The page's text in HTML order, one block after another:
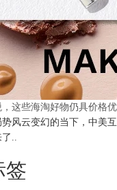
这些海淘好物仍具价格优
风云变幻的当下，中美
..
签